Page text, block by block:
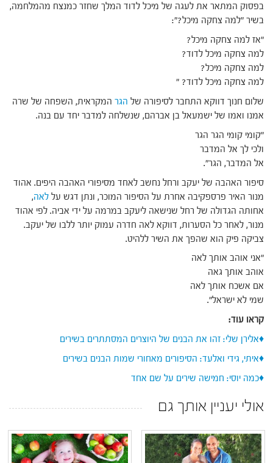
בפסוק המתאר את לעגה של מיכל לדוד המלך שחזר כמנצח מהמלחמה,
בשיר "למה צחקה מיכל?":
"אז למה צחקה מיכל?
למה צחקה מיכל לדוד?
למה צחקה מיכל?
למה צחקה מיכל לדוד? "
שלום חנוך דווקא התחבר לסיפורה של הגר המקראית, השפחה של שרה
אמנו ואמו של ישמעאל בן אברהם, שנשלחה למדבר יחד עם בנה.
"קומי קומי הגר הגר
ולכי לך אל המדבר
אל המדבר, הגר".
סיפור האהבה של יעקב ורחל נחשב לאחד מסיפורי האהבה היפים. אהוד
מנור האיר פרספקיבה אחרת על הסיפור המוכר, ונתן דגש על לאה,
אחותה הגדולה של רחל שנישאה ליעקב במרמה על ידי אביה. לפי אהוד
מנור, לאחר כל הסערות, דווקא לאה חדרה עמוק יותר ללבו של יעקב.
צביקה פיק הוא שהפך את השיר ללהיט.
"אני אוהב אותך לאה
אוהב אותך גאה
אם אשכח אותך לאה
שמי לא ישראל".
קראו עוד:
♦אלירן שלי: זהו את הבנים של היוצרים המסתתרים בשירים
♦איתי, גידי ואלעד: הסיפורים מאחורי שמות הבנים בשירים
♦כמה יוסי: חמישה שירים על שם אחד
אולי יעניין אותך גם